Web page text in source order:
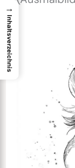
→
Inhaltsverzeichnis